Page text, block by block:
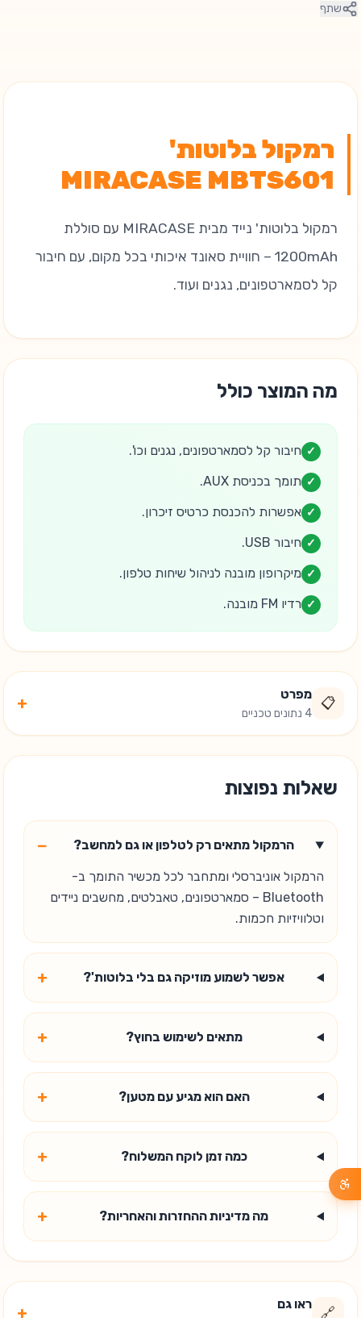
שתף
רמקול בלוטות'
MIRACASE MBTS601
רמקול בלוטות' נייד מבית MIRACASE עם סוללת
1200mAh – חוויית סאונד איכותי בכל מקום, עם חיבור
קל לסמארטפונים, נגנים ועוד.
מה המוצר כולל
✓ חיבור קל לסמארטפונים, נגנים וכו'.
✓ תומך בכניסת AUX.
✓ אפשרות להכנסת כרטיס זיכרון.
✓ חיבור USB.
✓ מיקרופון מובנה לניהול שיחות טלפון.
✓ רדיו FM מובנה.
📋
מפרט
4 נתונים טכניים
+
שאלות נפוצות
הרמקול מתאים רק לטלפון או גם למחשב? −
הרמקול אוניברסלי ומתחבר לכל מכשיר התומך ב-
Bluetooth – סמארטפונים, טאבלטים, מחשבים ניידים
וטלוויזיות חכמות.
אפשר לשמוע מוזיקה גם בלי בלוטות'? +
מתאים לשימוש בחוץ? +
האם הוא מגיע עם מטען? +
כמה זמן לוקח המשלוח? +
מה מדיניות ההחזרות והאחריות? +
🔗
ראו גם +